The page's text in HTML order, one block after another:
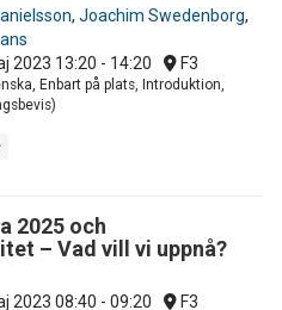
, Joachim Swedenborg,
2023 13:20 - 14:20 F3
Enbart på plats, Introduktion,
2025 och
– Vad vill vi uppnå?
2023 08:40 - 09:20 F3